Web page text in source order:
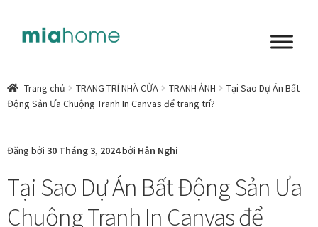
đến
đến
Art in living
Không gian sống
Cách chọn tranh phòng ngủ để mỗi ngày bắt đầu nhẹ
Trang chủ TRANG TRÍ NHÀ CỬA TRANH ẢNH
Tại Sao Dự Án Bất
Động Sản Ưa Chuộng Tranh In Canvas để trang trí?
Đăng bởi 30 Tháng 3, 2024bởi Hân Nghi
Tại Sao Dự Án Bất Động Sản Ưa
Chuộng Tranh In Canvas để